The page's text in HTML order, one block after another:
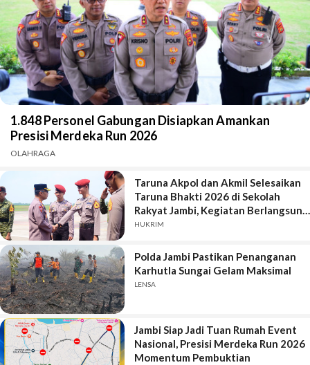
1.848 Personel Gabungan Disiapkan Amankan
Presisi Merdeka Run 2026
OLAHRAGA
Taruna Akpol dan Akmil Selesaikan
Taruna Bhakti 2026 di Sekolah
Rakyat Jambi, Kegiatan Berlangsung
Aman dan Lancar
HUKRIM
Polda Jambi Pastikan Penanganan
Karhutla Sungai Gelam Maksimal
LENSA
Jambi Siap Jadi Tuan Rumah Event
Nasional, Presisi Merdeka Run 2026
Momentum Pembuktian